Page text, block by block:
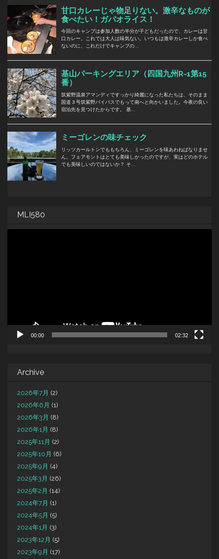
MLI580
00:00 02:32
Archive
2026年7月 (2)
2026年6月 (1)
2026年3月 (8)
2026年1月 (8)
2025年11月 (2)
2025年10月 (6)
2025年9月 (4)
2025年3月 (26)
2025年2月 (14)
2024年7月 (1)
2024年5月 (5)
2024年1月 (3)
2023年12月 (5)
2023年9月 (17)